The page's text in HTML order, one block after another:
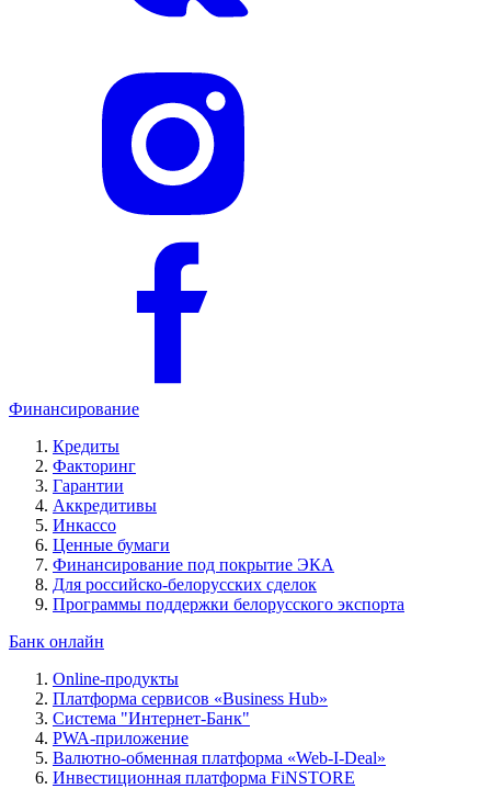
Финансирование
Кредиты
Факторинг
Гарантии
Аккредитивы
Инкассо
Ценные бумаги
Финансирование под покрытие ЭКА
Для российско-белорусских сделок
Программы поддержки белорусского экспорта
Банк онлайн
Online-продукты
Платформа сервисов «Business Hub»
Система "Интернет-Банк"
PWA-приложение
Валютно-обменная платформа «Web-I-Deal»
Инвестиционная платформа FiNSTORE